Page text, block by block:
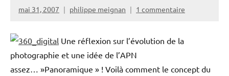
mai 31, 2007 philippe meignan 1 commentaire
Une réflexion sur l’évolution de la
photographie et une idée de l’APN
assez… »Panoramique » ! Voilà comment le concept du